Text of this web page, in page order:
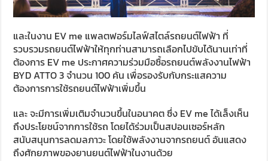
และในงาน EV me แพลตฟอร์มไลฟ์สไตล์รถยนต์ไฟฟ้า ที่
รวบรวมรถยนต์ไฟฟ้าให้ทุกท่านสามารถเลือกไปขับได้นานเท่าที่
ต้องการ EV me ประกาศความร่วมมือซื้อรถยนต์พลังงานไฟฟ้า
BYD ATTO 3 จำนวน 100 คัน เพื่อรองรับกับกระแสความ
ต้องการการใช้รถยนต์ไฟฟ้าเพิ่มขึ้น
และ จะมีการเพิ่มเติมจำนวนขึ้นในอนาคต ซึ่ง EV me ได้เล็งเห็น
ถึงประโยชน์จากการใช้รถ โดยได้ร่วมเป็นสปอนเซอร์หลัก
สนับสนุนการลดมลภาวะ โดยใช้พลังงานจากรถยนต์ อันแสดง
ถึงศักยภาพของยานยนต์ไฟฟ้าในงานด้วย